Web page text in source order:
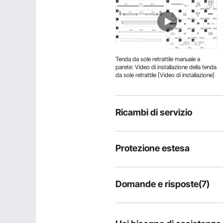
Tenda da sole retrattile manuale a
parete: Video di installazione della tenda
da sole retrattile [Video di installazione]
Ricambi di servizio
Protezione estesa
Domande e risposte(7)